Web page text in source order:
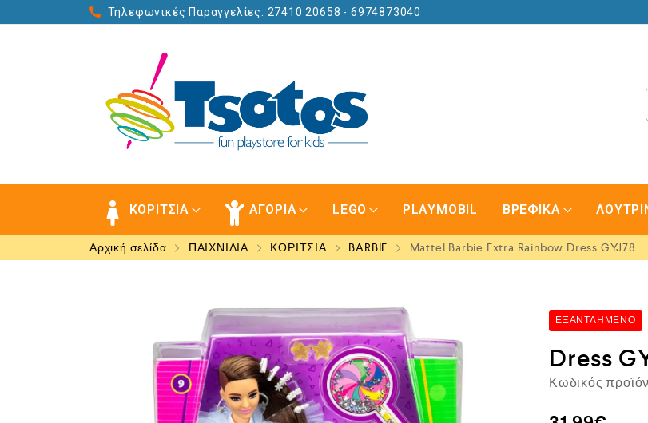
Τηλεφωνικές Παραγγελίες: 27410 20658 - 6974873040
ΚΟΡΙΤΣΙΑ ΑΓΟΡΙΑ LEGO PLAYMOBIL ΒΡΕΦΙΚΑ
Αρχική σελίδα ΠΑΙΧΝΙΔΙΑ ΚΟΡΙΤΣΙΑ BARBIE Mattel Barbie Extra Rainbow Dress GYJ78
ΕΞΑΝΤΛΗΜΈΝΟ
Dress
Κωδικός